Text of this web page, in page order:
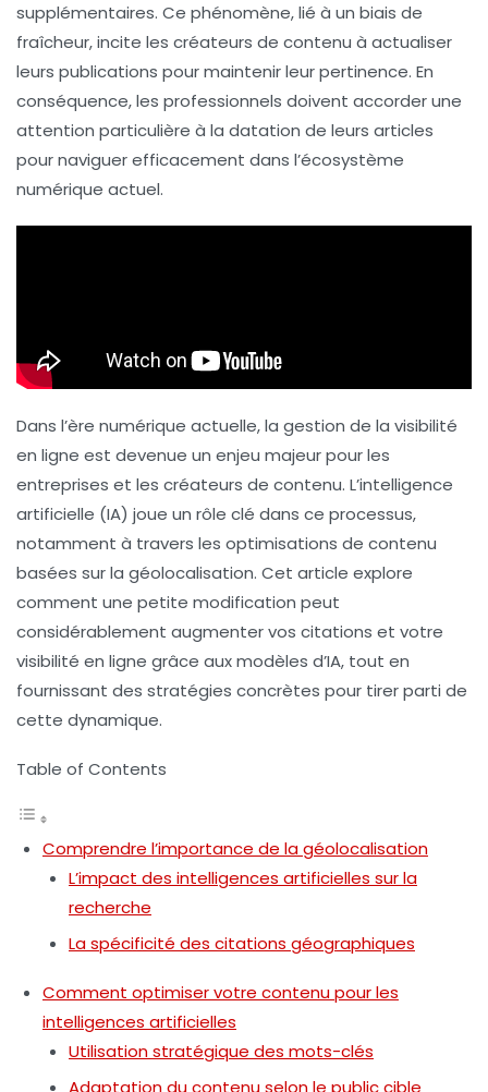
supplémentaires. Ce phénomène, lié à un biais de
fraîcheur, incite les créateurs de contenu à actualiser
leurs publications pour maintenir leurpertinence. En
conséquence, les professionnels doivent accorder une
attention particulière à la datation de leurs articles
pour naviguer efficacement dans l’écosystème
numérique actuel.
Dans l’ère numérique actuelle, la gestion de la visibilité
en ligne est devenue un enjeu majeur pour les
entreprises et les créateurs de contenu. L’intelligence
artificielle (IA) joue un rôle clé dans ce processus,
notamment à travers les optimisations de contenu
basées sur la géolocalisation. Cet article explore
comment une petite modification peut
considérablement augmenter vos citations et votre
visibilité en ligne grâce aux modèles d’IA, tout en
fournissant des stratégies concrètes pour tirer parti de
cette dynamique.
Table of Contents
Comprendre l’importance de la géolocalisation
L’impact des intelligences artificielles sur la
recherche
La spécificité des citations géographiques
Comment optimiser votre contenu pour les
intelligences artificielles
Utilisation stratégique des mots-clés
Adaptation du contenu selon le public cible